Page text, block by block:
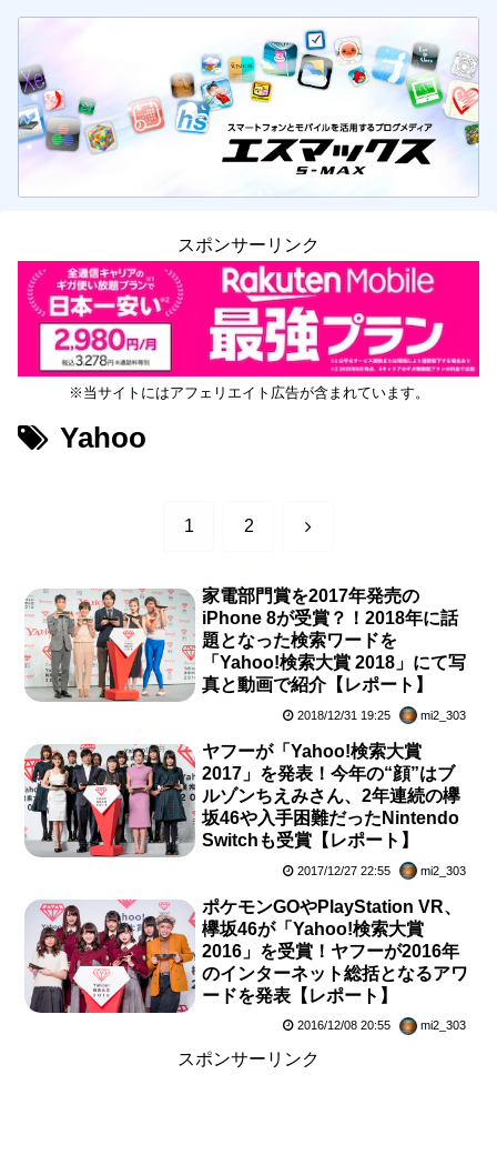
スポンサーリンク
※当サイトにはアフェリエイト広告が含まれています。
Yahoo
1 2 次
家電部門賞を2017年発売の
iPhone 8が受賞？！2018年に話
題となった検索ワードを
「Yahoo!検索大賞 2018」にて写
真と動画で紹介【レポート】
2018/12/31 19:25 mi2_303
ヤフーが「Yahoo!検索大賞
2017」を発表！今年の“顔”はブ
ルゾンちえみさん、2年連続の欅
坂46や入手困難だったNintendo
Switchも受賞【レポート】
2017/12/27 22:55 mi2_303
ポケモンGOやPlayStation VR、
欅坂46が「Yahoo!検索大賞
2016」を受賞！ヤフーが2016年
のインターネット総括となるアワ
ードを発表【レポート】
2016/12/08 20:55 mi2_303
スポンサーリンク